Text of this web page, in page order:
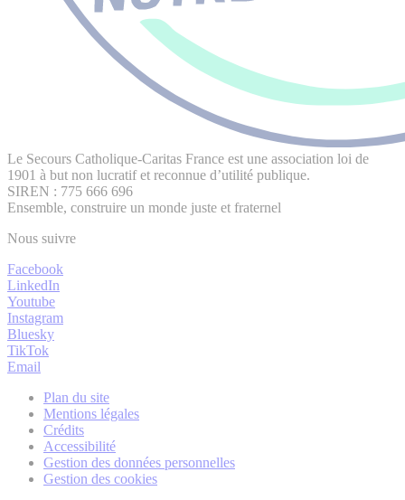
Le Secours Catholique-Caritas France est une association loi de
1901 à but non lucratif et reconnue d’utilité publique.
SIREN : 775 666 696
Ensemble, construire un monde juste et fraternel
Nous suivre
Facebook
LinkedIn
Youtube
Instagram
Bluesky
TikTok
Email
Plan du site
Mentions légales
Crédits
Accessibilité
Gestion des données personnelles
Gestion des cookies